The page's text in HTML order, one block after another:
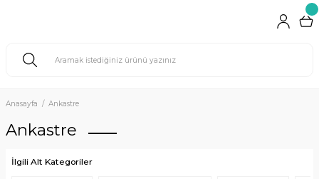
Anasayfa Ankastre
Ankastre
İlgili Alt Kategoriler